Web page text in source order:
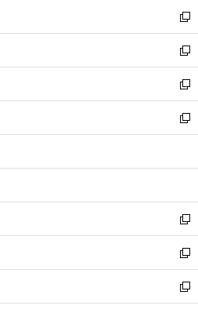
く
で
開
く
ド
ウ
で
開
く
ィ
ン
ド
ウ
で
開
く
い
ウ
ィ
ン
ド
ウ
で
開
新
し
い
ウ
ィ
ン
ド
ウ
開
新
し
い
ウ
ィ
ン
ウ
開
く
新
し
い
ウ
ン
ウ
で
開
く
新
し
ウ
ン
ド
ウ
で
開
く
新
し
い
ウ
ィ
ン
新
し
い
ウ
新
し